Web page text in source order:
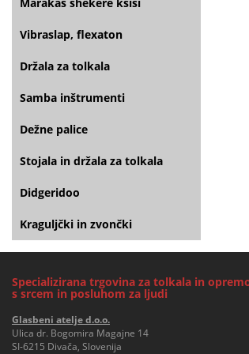
Vibraslap, flexaton
Držala za tolkala
Samba inštrumenti
Dežne palice
Stojala in držala za tolkala
Didgeridoo
Kraguljčki in zvončki
Specializirana trgovina za tolkala in
s srcem in posluhom za ljudi
Glasbeni atelje d.o.o.
Ulica dr. Bogomira Magajne 14
SI-6215 Divača, Slovenija